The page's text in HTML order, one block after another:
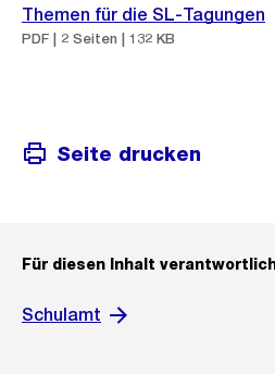
Themen für die SL-Tagungen
PDF | 2 Seiten | 132 KB
Seite drucken
Für diesen Inhalt
Schulamt